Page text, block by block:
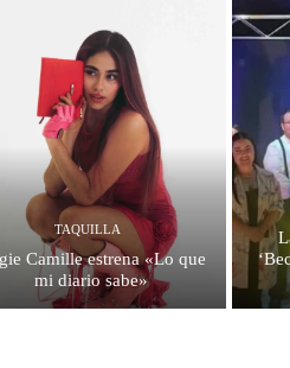
TAQUILLA
Camille estrena «Lo que
mi diario sabe»